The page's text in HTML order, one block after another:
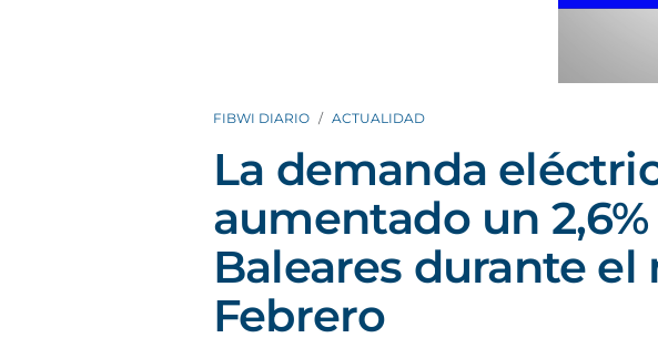
FIBWI DIARIO ACTUALIDAD
La demanda
aumentado un
Baleares durante el
Febrero